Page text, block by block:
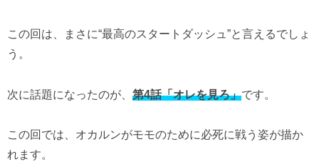
この回は、まさに“最高のスタートダッシュ”と言えるでしょ
う。
次に話題になったのが、 第4話「オレを見ろ」です。
この回では、オカルンがモモのために必死に戦う姿が描か
れます。